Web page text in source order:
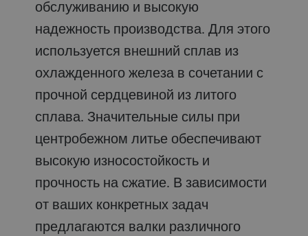
обслуживанию и высокую
надежность производства. Для этого
используется внешний сплав из
охлажденного железа в сочетании с
прочной сердцевиной из литого
сплава. Значительные силы при
центробежном литье обеспечивают
высокую износостойкость и
прочность на сжатие. В зависимости
от ваших конкретных задач
предлагаются валки различного